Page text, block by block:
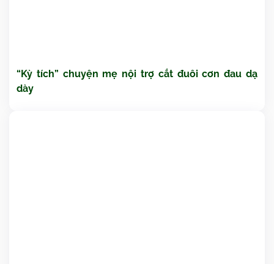
“Kỳ tích” chuyện mẹ nội trợ cắt đuôi cơn đau dạ
dày